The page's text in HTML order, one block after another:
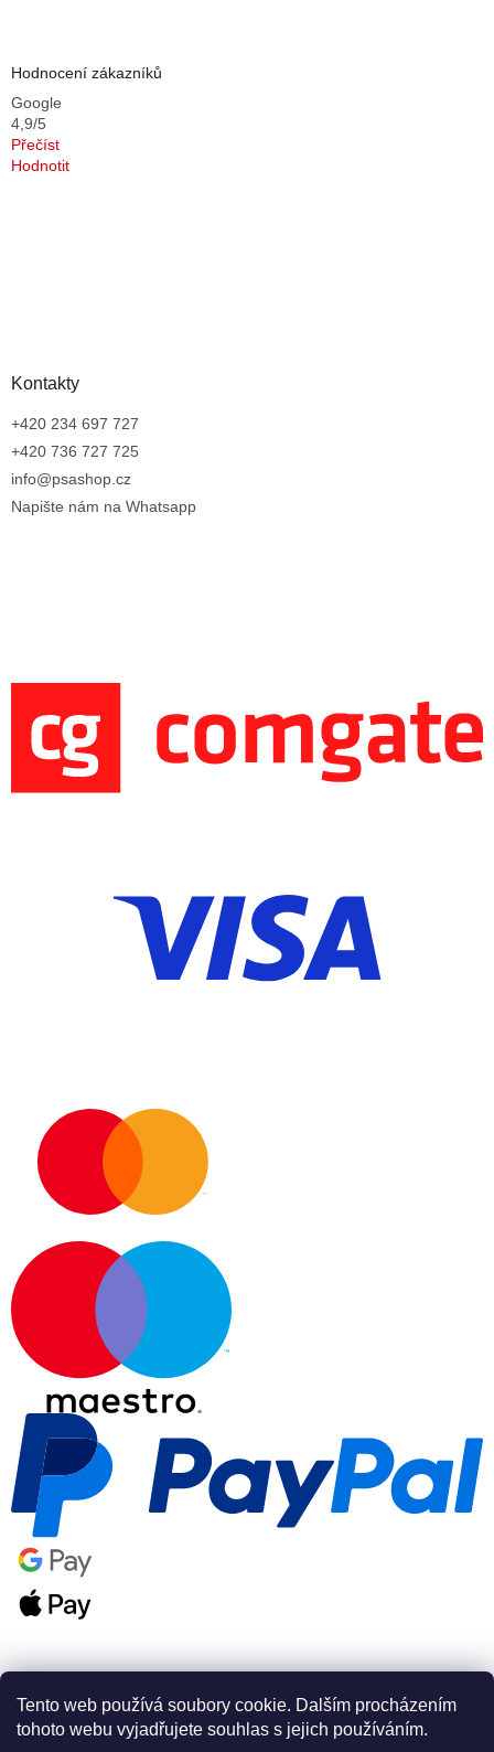
Tento web používá soubory cookie. Dalším procházením
tohoto webu vyjadřujete souhlas s jejich používáním.
Hodnocení zákazníků
Google
4,9/5
Přečíst
Hodnotit
Kontakty
+420 234 697 727
+420 736 727 725
info@psashop.cz
Napište nám na Whatsapp
Vytvořil Shoptet Premium